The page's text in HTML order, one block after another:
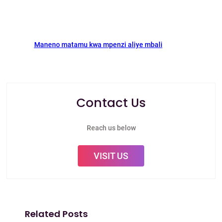
Maneno matamu kwa mpenzi aliye mbali
Contact Us
Reach us below
VISIT US
Related Posts